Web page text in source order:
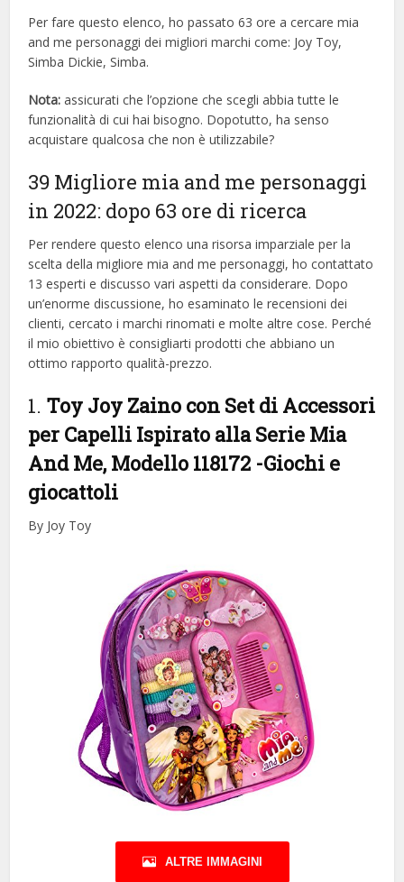
Per fare questo elenco, ho passato 63 ore a cercare mia
and me personaggi dei migliori marchi come: Joy Toy,
Simba Dickie, Simba.
Nota: assicurati che l’opzione che scegli abbia tutte le
funzionalità di cui hai bisogno. Dopotutto, ha senso
acquistare qualcosa che non è utilizzabile?
39 Migliore mia and me personaggi
in 2022: dopo 63 ore di ricerca
Per rendere questo elenco una risorsa imparziale per la
scelta della migliore mia and me personaggi, ​​ho contattato
13 esperti e discusso vari aspetti da considerare. Dopo
un’enorme discussione, ho esaminato le recensioni dei
clienti, cercato i marchi rinomati e molte altre cose. Perché
il mio obiettivo è consigliarti prodotti che abbiano un
ottimo rapporto qualità-prezzo.
1. Toy Joy Zaino con Set di Accessori
per Capelli Ispirato alla Serie Mia
And Me, Modello 118172 -Giochi e
giocattoli
By Joy Toy
ALTRE IMMAGINI